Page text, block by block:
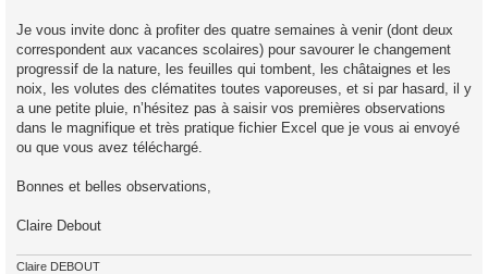
Je vous invite donc à profiter des quatre semaines à venir (dont deux
correspondent aux vacances scolaires) pour savourer le changement
progressif de la nature, les feuilles qui tombent, les châtaignes et les
noix, les volutes des clématites toutes vaporeuses, et si par hasard, il y
a une petite pluie, n’hésitez pas à saisir vos premières observations
dans le magnifique et très pratique fichier Excel que je vous ai envoyé
ou que vous avez téléchargé.
Bonnes et belles observations,
Claire Debout
Claire DEBOUT